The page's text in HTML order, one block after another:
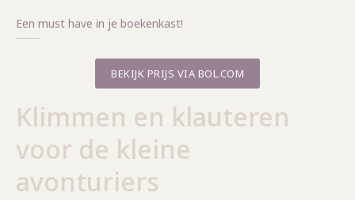
Een must have in je boekenkast!
BEKIJK PRIJS VIA BOL.COM
Klimmen en klauteren
voor de kleine
avonturiers